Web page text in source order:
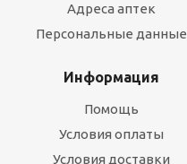
Адреса аптек
Персональные данные
Информация
Помощь
Условия оплаты
Условия доставки